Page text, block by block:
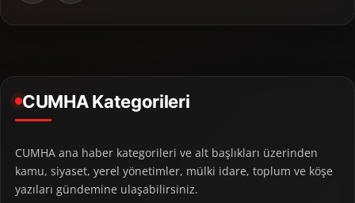
CUMHA Kategorileri
CUMHA ana haber kategorileri ve alt başlıkları üzerinden
kamu, siyaset, yerel yönetimler, mülki idare, toplum ve köşe
yazıları gündemine ulaşabilirsiniz.